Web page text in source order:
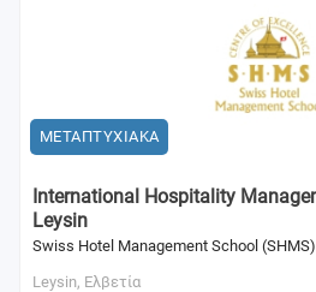
ΜΕΤΑΠΤΥΧΙΑΚΑ
International Hospitality
Leysin
Swiss Hotel Management School (SHMS)
Leysin, Ελβετία